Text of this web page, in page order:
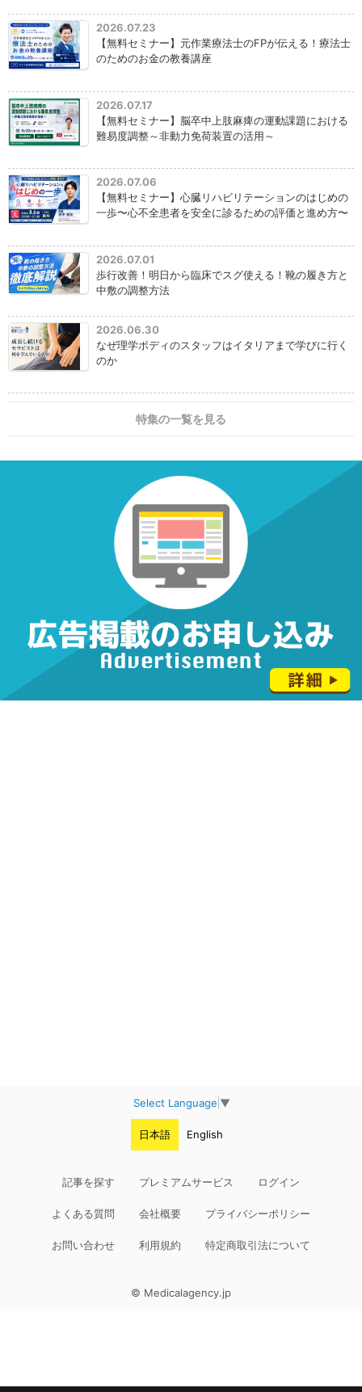
2026.07.23
【無料セミナー】元作業療法士のFPが伝える！療法士
のためのお金の教養講座
2026.07.17
【無料セミナー】脳卒中上肢麻痺の運動課題における
難易度調整～非動力免荷装置の活用～
2026.07.06
【無料セミナー】心臓リハビリテーションのはじめの
一歩〜心不全患者を安全に診るための評価と進め方〜
2026.07.01
歩行改善！明日から臨床でスグ使える！靴の履き方と
中敷の調整方法
2026.06.30
なぜ理学ボディのスタッフはイタリアまで学びに行く
のか
特集の一覧を見る
Select Language ▼
日本語 English
記事を探す プレミアムサービス ログイン
よくある質問 会社概要 プライバシーポリシー
お問い合わせ 利用規約 特定商取引法について
© Medicalagency.jp